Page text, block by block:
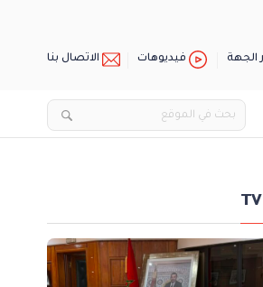
الجهة فيديوهات الاتصال بنا